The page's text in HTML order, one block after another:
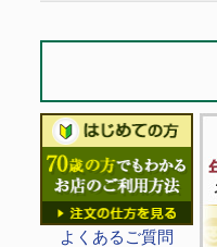
よくあるご質問